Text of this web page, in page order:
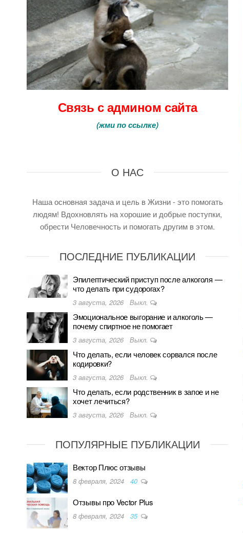
Связь с админом сайта
(жми по ссылке)
О НАС
Наша основная задача и цель в Жизни - это помогать
людям! Вдохновлять на хорошие и добрые поступки,
обрести Человечность и помогать другим в этом.
ПОСЛЕДНИЕ ПУБЛИКАЦИИ
Эпилептический приступ после алкоголя —
что делать при судорогах?
3 августа, 2026 Выкл.
Эмоциональное выгорание и алкоголь —
почему спиртное не помогает
3 августа, 2026 Выкл.
Что делать, если человек сорвался после
кодировки?
3 августа, 2026 Выкл.
Что делать, если родственник в запое и не
хочет лечиться?
3 августа, 2026 Выкл.
ПОПУЛЯРНЫЕ ПУБЛИКАЦИИ
Вектор Плюс отзывы
8 февраля, 2024 40
Отзывы про Vector Plus
8 февраля, 2024 35